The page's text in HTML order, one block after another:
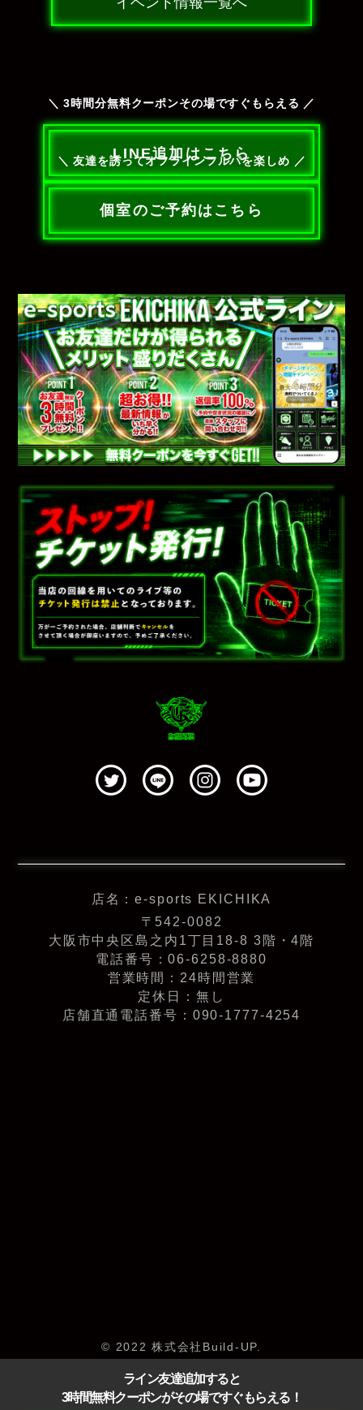
ライン友達追加すると
3時間無料クーポンがその場ですぐもらえる！
＼ 3時間分無料クーポンその場ですぐもらえる ／
LINE追加はこちら
＼ 友達を誘ってオフラインフルパを楽しめ ／
個室のご予約はこちら
店名：e-sports EKICHIKA
〒542-0082
大阪市中央区島之内1丁目18-8 3階・4階
電話番号：06-6258-8880
営業時間：24時間営業
定休日：無し
店舗直通電話番号：090-1777-4254
© 2022 株式会社Build-UP.